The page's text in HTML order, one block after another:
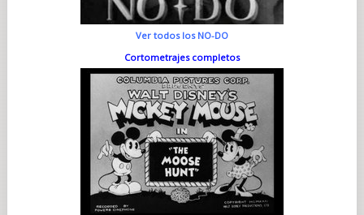
Ver todos los NO-DO
Cortometrajes completos